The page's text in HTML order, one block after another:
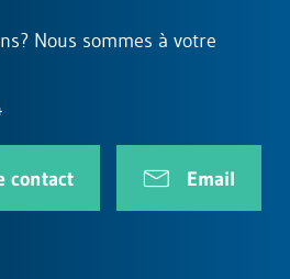
Nous sommes à votre
contact Email